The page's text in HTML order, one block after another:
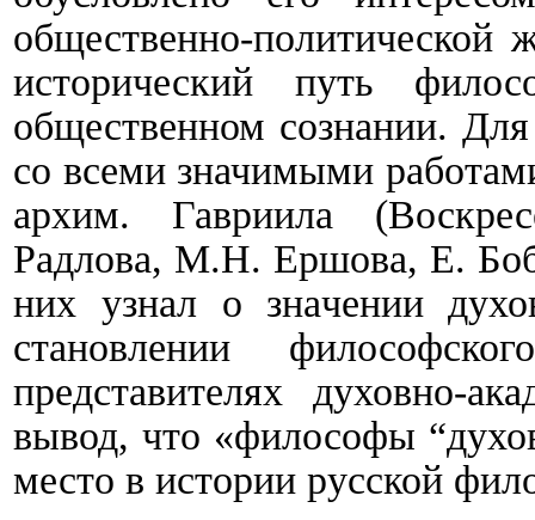
общественно-политической
исторический путь
общественном сознании.
со всеми значимыми
архим. Гавриила
Радлова, М.Н. Ершова, Е.
них узнал о значении
становлении
представителях духовно-
вывод, что «философы
место в истории русской